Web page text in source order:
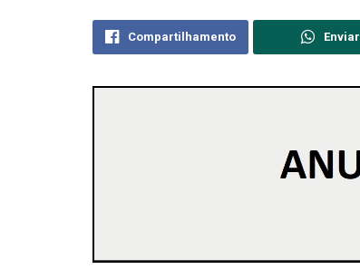
Compartilhamento Enviar